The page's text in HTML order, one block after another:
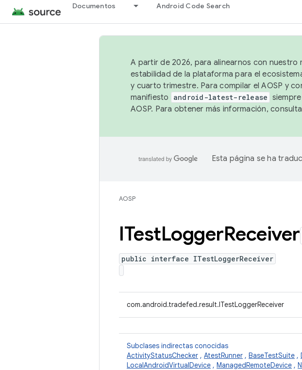
Documentos Android Code Search
A partir de 2026, para alinearnos con nuestro
estabilidad de la plataforma para el
y cuarto trimestre. Para compilar el AOSP y
manifiesto
android-latest-release
AOSP. Para obtener más información,
Esta página se ha
AOSP
ITestLoggerReceiver
public interface ITestLoggerReceiver
com.android.tradefed.result.ITestLoggerReceiver
Subclases indirectas conocidas
ActivityStatusChecker , AtestRunner , BaseTestSuite ,
LocalAndroidVirtualDevice , ManagedRemoteDevice ,